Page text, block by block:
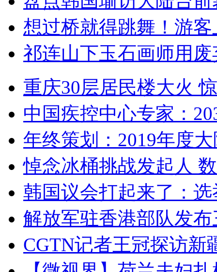
想过桥就得跳舞！游客
祁连山下玉石画师用
重庆30层居民楼大火
中国疾控中心专家：
年终策划：2019年度
悼念冰桶挑战发起人
韩国议会打起来了：
解放军驻香港部队发
CGTN记者王冠探访新